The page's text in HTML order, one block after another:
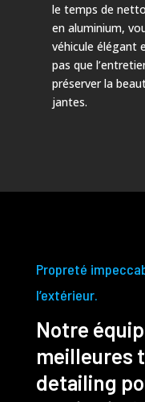
le temps de
en aluminium,
véhicule élégant
pas que
préserver la
jantes.
Propreté
l’extérieur.
Notre
meilleures
detailing